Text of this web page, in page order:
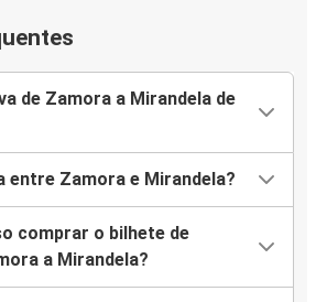
de Zamora a Mirandela de
entre Zamora e Mirandela?
comprar o bilhete de
a Mirandela?